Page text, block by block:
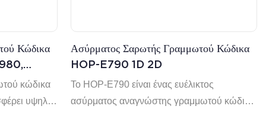
Κώδικα
κώδικα
υψηλής
Ασύρματος Σαρωτής Γραμμωτού Κώδικα
HOP-E790 1D 2D
Το HOP-E790 είναι ένας ευέλικτος
ασύρματος αναγνώστης γραμμωτού κώδικα